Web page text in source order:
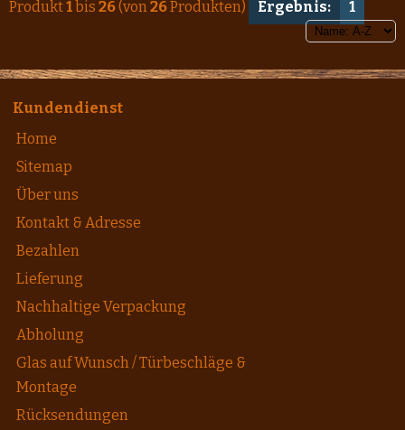
Produkt1 bis 26(von26Produkten) Ergebnis: 1
Kundendienst
Home
Sitemap
Über uns
Kontakt & Adresse
Bezahlen
Lieferung
Nachhaltige Verpackung
Abholung
Glas auf Wunsch / Türbeschläge &
Montage
Rücksendungen